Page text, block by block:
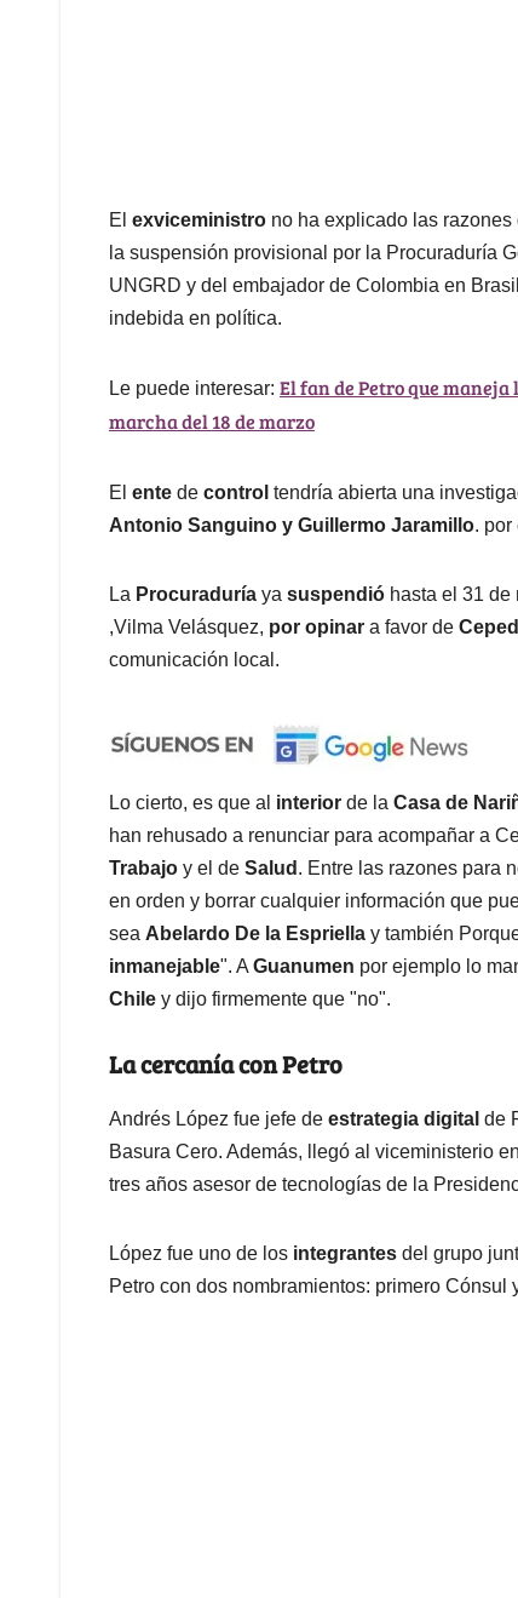
El exviceministro no ha explicado las
la suspensión provisional por la Procuraduría
UNGRD y del embajador de Colombia en
indebida en política.
Le puede interesar: El fan de Petro que
marcha del 18 de marzo
El ente de control tendría abierta una
Antonio Sanguino y Guillermo Jaramillo. por
La Procuraduría ya suspendió hasta el 31
,Vilma Velásquez, por opinar a favor de
comunicación local.
Lo cierto, es que al interior de la Casa de
han rehusado a renunciar para acompañar a
Trabajo y el de Salud . Entre las razones para
en orden y borrar cualquier información que
sea Abelardo De la Espriella y también
inmanejable". A Guanumen por ejemplo lo
Chile y dijo firmemente que "no".
La cercanía con Petro
Andrés López fue jefe de estrategia digital de
Basura Cero. Además, llegó al viceministerio
tres años asesor de tecnologías de la
López fue uno de los integrantes del grupo
Petro con dos nombramientos: primero